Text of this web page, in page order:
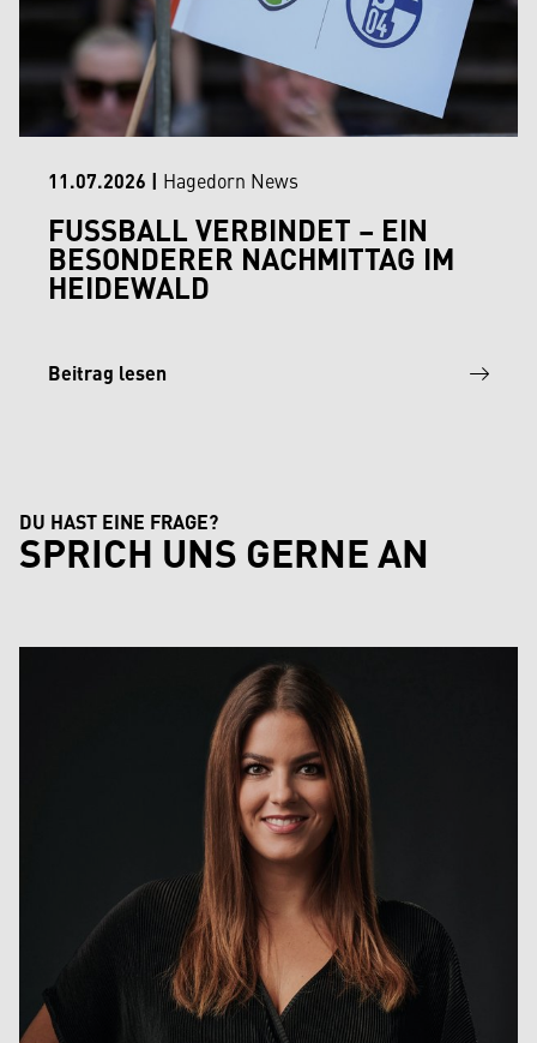
11.07.2026 | Hagedorn News
FUSSBALL VERBINDET – EIN B
ESONDERER NACHMITTAG IM H
EIDEWALD
Beitrag lesen
DU HAST EINE FRAGE?
SPRICH UNS GERNE AN